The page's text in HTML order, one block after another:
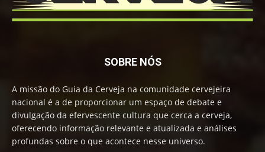
SOBRE NÓS
A missão do Guia da Cerveja na comunidade cervejeira
nacional é a de proporcionar um espaço de debate e
divulgação da efervescente cultura que cerca a cerveja,
oferecendo informação relevante e atualizada e análises
profundas sobre o que acontece nesse universo.